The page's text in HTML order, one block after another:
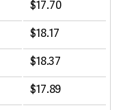
$17.70
$18.17
$18.37
$17.89